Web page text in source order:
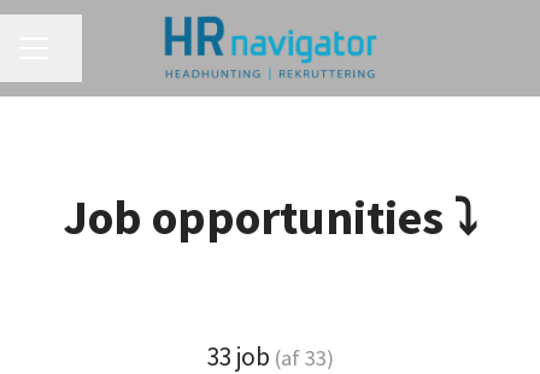
Job opportunities ⤵
33 job (af 33)